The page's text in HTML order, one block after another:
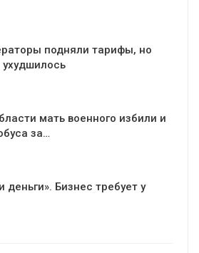
подняли тарифы, но
ухудшилось
мать военного избили и
за…
деньги». Бизнес требует у